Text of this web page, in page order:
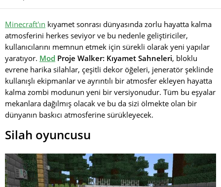
Minecraft'ın kıyamet sonrası dünyasında zorlu hayatta kalma
atmosferini herkes seviyor ve bu nedenle geliştiriciler,
kullanıcılarını memnun etmek için sürekli olarak yeni yapılar
yaratıyor. Mod Proje Walker: Kıyamet Sahneleri, bloklu
evrene harika silahlar, çeşitli dekor öğeleri, jeneratör şeklinde
kullanışlı ekipmanlar ve ayrıntılı bir atmosfer ekleyen hayatta
kalma zombi modunun yeni bir versiyonudur. Tüm bu eşyalar
mekanlara dağılmış olacak ve bu da sizi ölmekte olan bir
dünyanın baskıcı atmosferine sürükleyecek.
Silah oyuncusu